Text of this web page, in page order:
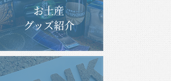
お土産
グッズ紹介